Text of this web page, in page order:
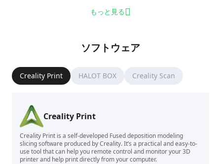
もっと見る
ソフトウェア
Creality Print HALOT BOX Creality Scan
Creality Print
Creality Print is a self-developed Fused deposition modeling
slicing software produced by Creality. It’s a practical and easy-to-
use tool that can help you remote control and monitor your 3D
printer and help print directly from your computer.